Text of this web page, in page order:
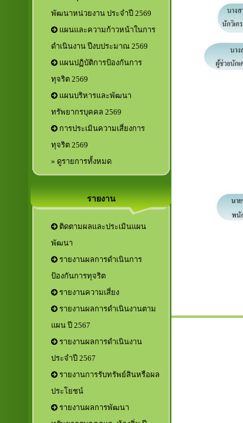
พัฒนาหน่วยงาน ประจำปี 2569
แผนและความก้าวหน้าในการ
ดำเนินงาน ปีงบประมาณ 2569
แผนปฏิบัติการป้องกันการ
ทุจริต 2569
แผนบริหารและพัฒนา
ทรัพยากรบุคคล 2569
การประเมินความเสี่ยงการ
ทุจริต 2569
» ดูรายการทั้งหมด
รายงาน
ติดตามผลและประเมินแผน
พัฒนา
รายงานผลการดำเนินการ
ป้องกันการทุจริต
รายงานความเสี่ยง
รายงานผลการดำเนินงานตาม
แผน ปี 2567
รายงานผลการดำเนินงาน
ประจำปี 2567
รายงานการรับทรัพย์สินหรือผล
ประโยชน์
รายงานผลการพัฒนา